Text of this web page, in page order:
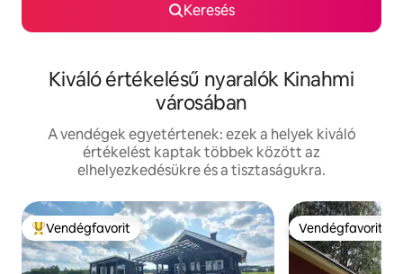
Keresés
Kiváló értékelésű nyaralók Kinahmi
városában
A vendégek egyetértenek: ezek a helyek kiváló
értékelést kaptak többek között az
elhelyezkedésükre és a tisztaságukra.
Kiemelt vendégfavorit
Vendégfavorit Vendégfavorit
Vendégfavorit